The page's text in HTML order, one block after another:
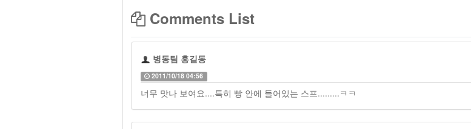
Comments List
병동팀 홍길동
2011/10/18 04:56
너무 맛나 보여요....특히 빵 안에 들어있는 스프.........ㅋㅋ